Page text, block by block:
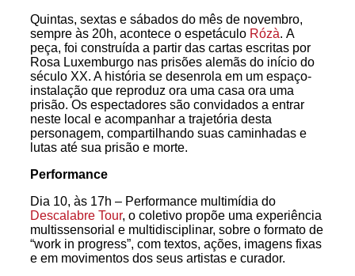
Quintas, sextas e sábados do mês de novembro,
sempre às 20h, acontece o espetáculo Rózà. A
peça, foi construída a partir das cartas escritas por
Rosa Luxemburgo nas prisões alemãs do início do
século XX. A história se desenrola em um espaço-
instalação que reproduz ora uma casa ora uma
prisão. Os espectadores são convidados a entrar
neste local e acompanhar a trajetória desta
personagem, compartilhando suas caminhadas e
lutas até sua prisão e morte.
Performance
Dia 10, às 17h – Performance multimídia do
Descalabre Tour, o coletivo propõe uma experiência
multissensorial e multidisciplinar, sobre o formato de
“work in progress”, com textos, ações, imagens fixas
e em movimentos dos seus artistas e curador.